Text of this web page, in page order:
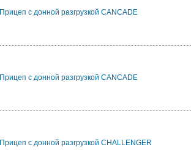
Прицеп с донной разгрузкой CANCADE
Прицеп с донной разгрузкой CANCADE
Прицеп с донной разгрузкой CHALLENGER